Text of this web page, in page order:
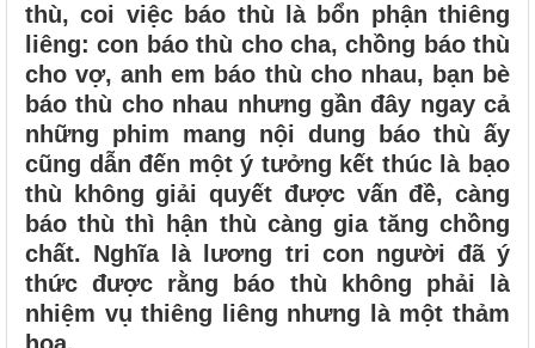
thù, coi việc báo thù là bổn phận thiêng
liêng: con báo thù cho cha, chồng báo thù
cho vợ, anh em báo thù cho nhau, bạn bè
báo thù cho nhau nhưng gần đây ngay cả
những phim mang nội dung báo thù ấy
cũng dẫn đến một ý tưởng kết thúc là bạo
thù không giải quyết được vấn đề, càng
báo thù thì hận thù càng gia tăng chồng
chất. Nghĩa là lương tri con người đã ý
thức được rằng báo thù không phải là
nhiệm vụ thiêng liêng nhưng là một thảm